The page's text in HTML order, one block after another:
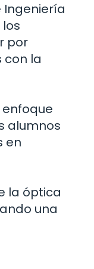
Ingeniería
por
la
alumnos
en
la óptica
una